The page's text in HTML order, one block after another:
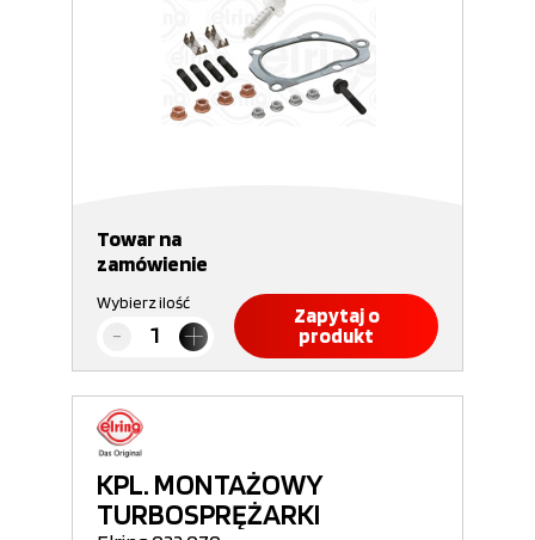
Towar na
zamówienie
Wybierz ilość
Zapytaj o
produkt
KPL. MONTAŻOWY
TURBOSPRĘŻARKI